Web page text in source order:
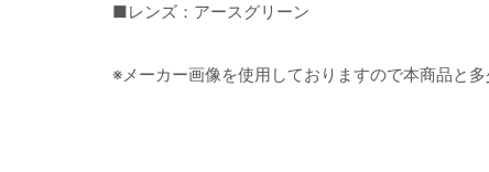
■レンズ：アースグリーン
※メーカー画像を使用しておりますので本商品と